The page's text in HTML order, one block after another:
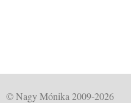
© Nagy Mónika 2009-2026